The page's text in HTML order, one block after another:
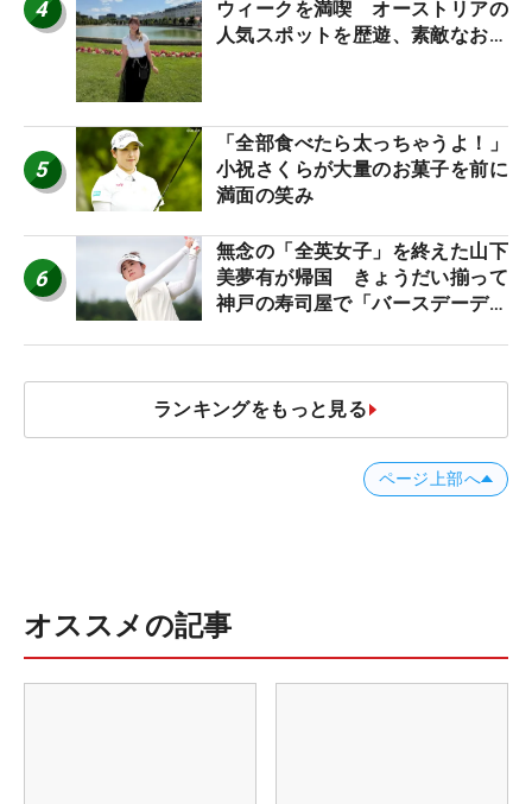
4
ウィークを満喫 オーストリアの
人気スポットを歴遊、素敵なお土
5
「全部食べたら太っちゃうよ！」
小祝さくらが大量のお菓子を前に
満面の笑み
6
無念の「全英女子」を終えた山下
美夢有が帰国 きょうだい揃って
神戸の寿司屋で「バースデーディ
ランキングをもっと見る
ページ上部へ
オススメの記事